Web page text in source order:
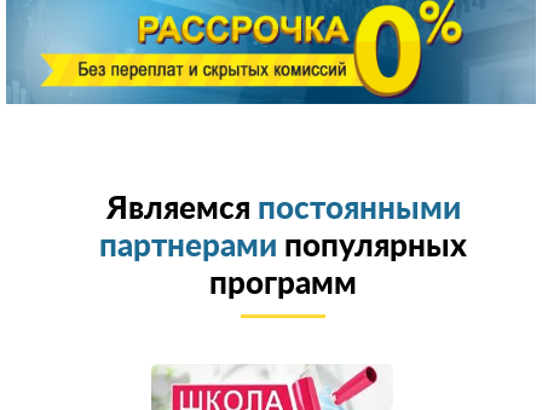
Являемся постоянными
партнерами популярных
программ